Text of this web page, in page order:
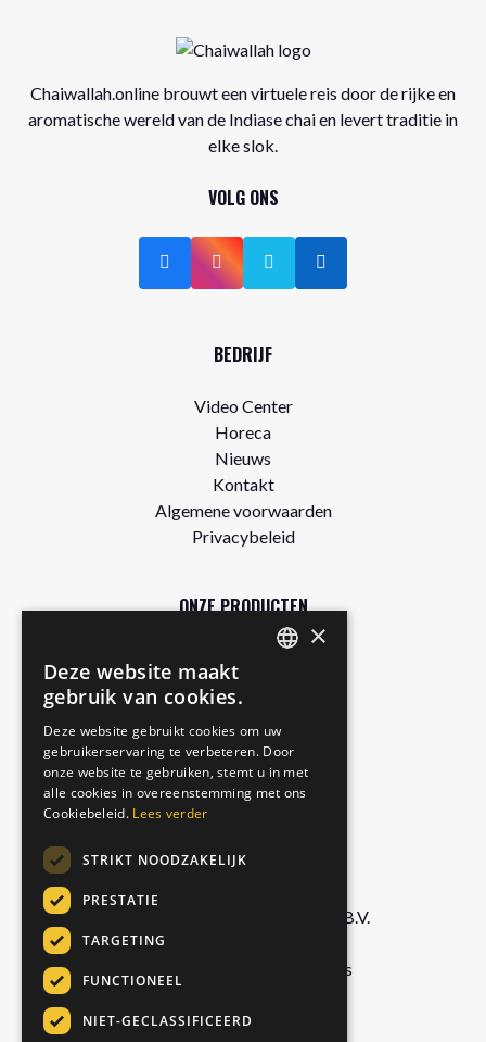
Chaiwallah.online brouwt een virtuele reis door de rijke en
aromatische wereld van de Indiase chai en levert traditie in
elke slok.
VOLG ONS
BEDRIJF
Video Center
Horeca
Nieuws
Kontakt
Algemene voorwaarden
Privacybeleid
ONZE PRODUCTEN
Gratis proefpakket
Authentic
Matcha Latte
Royal Chai
Foodservice Marketing Foods B.V.
8035 PC Zwolle, Netherlands
info@chaiwallah.online
GERMAN
ITALIAN
×
Deze website maakt
gebruik van cookies.
Deze website gebruikt cookies om uw
gebruikerservaring te verbeteren. Door
onze website te gebruiken, stemt u in met
alle cookies in overeenstemming met ons
Cookiebeleid. Lees verder
STRIKT NOODZAKELIJK
PRESTATIE
TARGETING
FUNCTIONEEL
NIET-GECLASSIFICEERD